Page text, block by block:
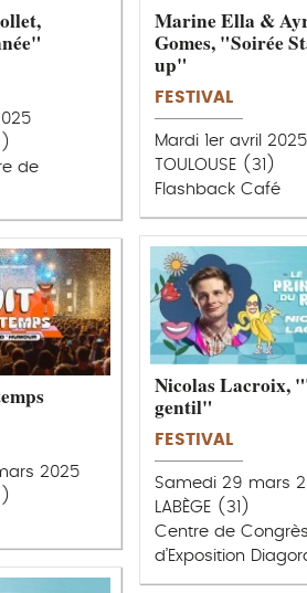
de
Marine Ella &
Gomes, "Soirée
up"
FESTIVAL
Mardi 1er avril 2025
TOULOUSE (31)
Flashback Café
Nicolas Lacroix,
gentil"
FESTIVAL
Samedi 29 mars
LABÈGE (31)
Centre de
d’Exposition
2025